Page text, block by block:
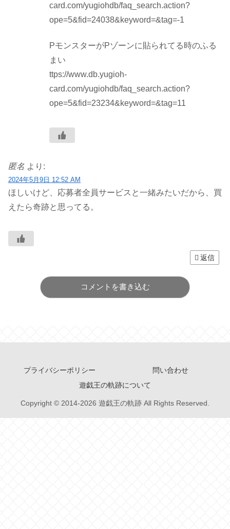
card.com/yugiohdb/faq_search.action?
ope=5&fid=24038&keyword=&tag=-1
PモンスターがPゾーンに貼られてる時のふる
まい
ttps://www.db.yugioh-
card.com/yugiohdb/faq_search.action?
ope=5&fid=23234&keyword=&tag=11
匿名 より:
2024年5月9日 12:52 AM
ほしいけど、応募者全員サービスと一緒みたいだから、買
えたら奇跡と思ってる。
返信
コメントを書き込む
プライバシーポリシー
問い合わせ
遊戯王の軌跡について
Copyright © 2014-2026 遊戯王の軌跡 All Rights Reserved.